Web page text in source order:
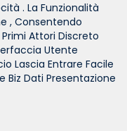
. La Funzionalità
, Consentendo
Attori Discreto
Utente
Lascia Entrare Facile
Biz Dati Presentazione